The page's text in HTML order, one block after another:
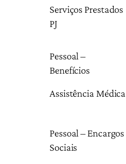
Serviços Prestados
PJ
Pessoal –
Benefícios
Assistência Médica
Pessoal – Encargos
Sociais